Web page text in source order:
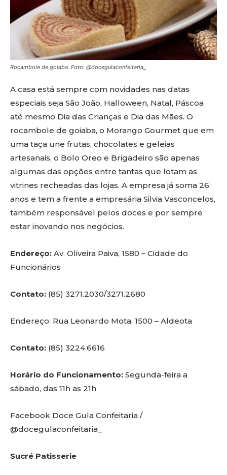
Rocambole de goiaba. Foto: @docegulaconfeitaria_
A casa está sempre com novidades nas datas
especiais seja São João, Halloween, Natal, Páscoa
até mesmo Dia das Crianças e Dia das Mães. O
rocambole de goiaba, o Morango Gourmet que em
uma taça une frutas, chocolates e geleias
artesanais, o Bolo Oreo e Brigadeiro são apenas
algumas das opções entre tantas que lotam as
vitrines recheadas das lojas. A empresa já soma 26
anos e tem a frente a empresária Silvia Vasconcelos,
também responsável pelos doces e por sempre
estar inovando nos negócios.
Endereço: Av. Oliveira Paiva, 1580 – Cidade do
Funcionários
Contato: (85) 3271.2030/3271.2680
Endereço: Rua Leonardo Mota, 1500 – Aldeota
Contato: (85) 3224.6616
Horário do Funcionamento: Segunda-feira a
sábado, das 11h as 21h
Facebook Doce Gula Confeitaria /
@docegulaconfeitaria_
Sucré Patisserie